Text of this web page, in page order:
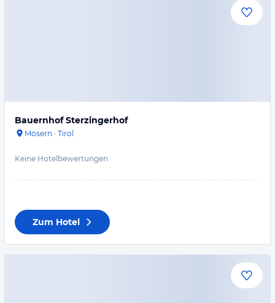
Bauernhof Sterzingerhof
Mösern · Tirol
Keine Hotelbewertungen
Zum Hotel